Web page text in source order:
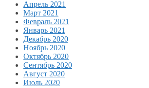
Апрель 2021
Март 2021
Февраль 2021
Январь 2021
Декабрь 2020
Ноябрь 2020
Октябрь 2020
Сентябрь 2020
Август 2020
Июль 2020